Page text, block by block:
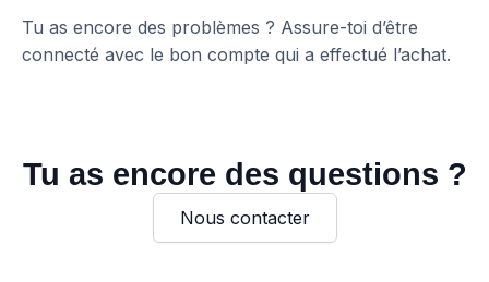
Tu as encore des problèmes ? Assure-toi d’être
connecté avec le bon compte qui a effectué l’achat.
Tu as encore des questions ?
Nous contacter